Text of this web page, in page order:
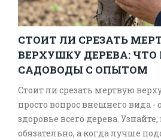
СТОИТ ЛИ СРЕЗАТЬ
ВЕРХУШКУ ДЕРЕВА: ЧТО
САДОВОДЫ С ОПЫТОМ
Стоит ли срезать мертвую
просто вопрос внешнего вида -
здоровье всего дерева. Узнайте,
обязательно, а когда лучше